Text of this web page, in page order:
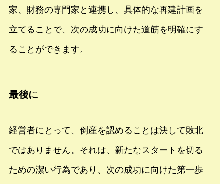
家、財務の専門家と連携し、具体的な再建計画を
立てることで、次の成功に向けた道筋を明確にす
ることができます。
最後に
経営者にとって、倒産を認めることは決して敗北
ではありません。それは、新たなスタートを切る
ための潔い行為であり、次の成功に向けた第一歩